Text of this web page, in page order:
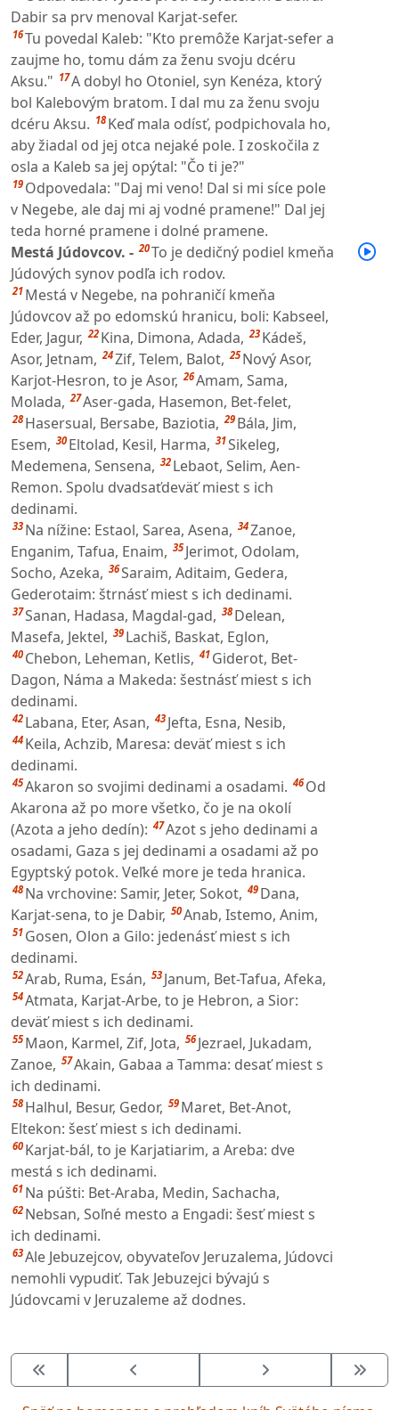
Dabir sa prv menoval Karjat-sefer.
16Tu povedal Kaleb: "Kto premôže Karjat-sefer a
zaujme ho, tomu dám za ženu svoju dcéru
Aksu." 17A dobyl ho Otoniel, syn Kenéza, ktorý
bol Kalebovým bratom. I dal mu za ženu svoju
dcéru Aksu. 18 Keď mala odísť, podpichovala ho,
aby žiadal od jej otca nejaké pole. I zoskočila z
osla a Kaleb sa jej opýtal: "Čo ti je?"
19 Odpovedala: "Daj mi veno! Dal si mi síce pole
v Negebe, ale daj mi aj vodné pramene!" Dal jej
teda horné pramene i dolné pramene.
Mestá Júdovcov. - 20To je dedičný podiel kmeňa
Júdových synov podľa ich rodov.
21 Mestá v Negebe, na pohraničí kmeňa
Júdovcov až po edomskú hranicu, boli: Kabseel,
Eder, Jagur, 22 Kina, Dimona, Adada, 23 Kádeš,
Asor, Jetnam, 24Zif, Telem, Balot, 25 Nový Asor,
Karjot-Hesron, to je Asor, 26Amam, Sama,
Molada, 27Aser-gada, Hasemon, Bet-felet,
28 Hasersual, Bersabe, Baziotia, 29 Bála, Jim,
Esem, 30 Eltolad, Kesil, Harma, 31Sikeleg,
Medemena, Sensena, 32 Lebaot, Selim, Aen-
Remon. Spolu dvadsaťdeväť miest s ich
dedinami.
33 Na nížine: Estaol, Sarea, Asena, 34Zanoe,
Enganim, Tafua, Enaim, 35 Jerimot, Odolam,
Socho, Azeka, 36Saraim, Aditaim, Gedera,
Gederotaim: štrnásť miest s ich dedinami.
37Sanan, Hadasa, Magdal-gad, 38 Delean,
Masefa, Jektel, 39 Lachiš, Baskat, Eglon,
40 Chebon, Leheman, Ketlis, 41 Giderot, Bet-
Dagon, Náma a Makeda: šestnásť miest s ich
dedinami.
42 Labana, Eter, Asan, 43 Jefta, Esna, Nesib,
44 Keila, Achzib, Maresa: deväť miest s ich
dedinami.
45Akaron so svojimi dedinami a osadami. 46 Od
Akarona až po more všetko, čo je na okolí
(Azota a jeho dedín): 47Azot s jeho dedinami a
osadami, Gaza s jej dedinami a osadami až po
Egyptský potok. Veľké more je teda hranica.
48 Na vrchovine: Samir, Jeter, Sokot, 49 Dana,
Karjat-sena, to je Dabir, 50Anab, Istemo, Anim,
51 Gosen, Olon a Gilo: jedenásť miest s ich
dedinami.
52Arab, Ruma, Esán, 53 Janum, Bet-Tafua, Afeka,
54Atmata, Karjat-Arbe, to je Hebron, a Sior:
deväť miest s ich dedinami.
55 Maon, Karmel, Zif, Jota, 56 Jezrael, Jukadam,
Zanoe, 57Akain, Gabaa a Tamma: desať miest s
ich dedinami.
58 Halhul, Besur, Gedor, 59 Maret, Bet-Anot,
Eltekon: šesť miest s ich dedinami.
60 Karjat-bál, to je Karjatiarim, a Areba: dve
mestá s ich dedinami.
61 Na púšti: Bet-Araba, Medin, Sachacha,
62 Nebsan, Soľné mesto a Engadi: šesť miest s
ich dedinami.
63Ale Jebuzejcov, obyvateľov Jeruzalema, Júdovci
nemohli vypudiť. Tak Jebuzejci bývajú s
Júdovcami v Jeruzaleme až dodnes.